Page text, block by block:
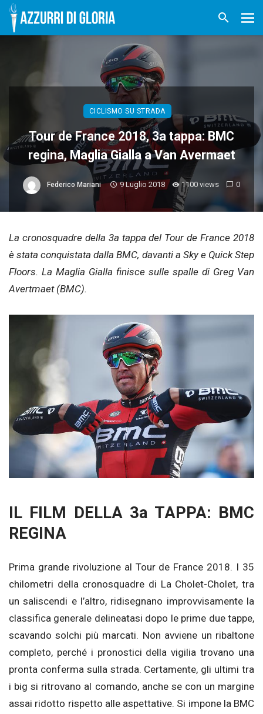
CICLISMO SU STRADA
Tour de France 2018, 3a tappa: BMC
regina, Maglia Gialla a Van Avermaet
Federico Mariani 9 Luglio 2018 1100 views 0
La cronosquadre della 3a tappa del Tour de France 2018
è stata conquistata dalla BMC, davanti a Sky e Quick Step
Floors. La Maglia Gialla finisce sulle spalle di Greg Van
Avertmaet (BMC).
IL FILM DELLA 3a TAPPA: BMC
REGINA
Prima grande rivoluzione al Tour de France 2018. I 35
chilometri della cronosquadre di La Cholet-Cholet, tra
un saliscendi e l’altro, ridisegnano improvvisamente la
classifica generale delineatasi dopo le prime due tappe,
scavando solchi più marcati. Non avviene un ribaltone
completo, perché i pronostici della vigilia trovano una
pronta conferma sulla strada. Certamente, gli ultimi tra
i big si ritrovano al comando, anche se con un margine
assai ridotto rispetto alle aspettative. Si impone la BMC